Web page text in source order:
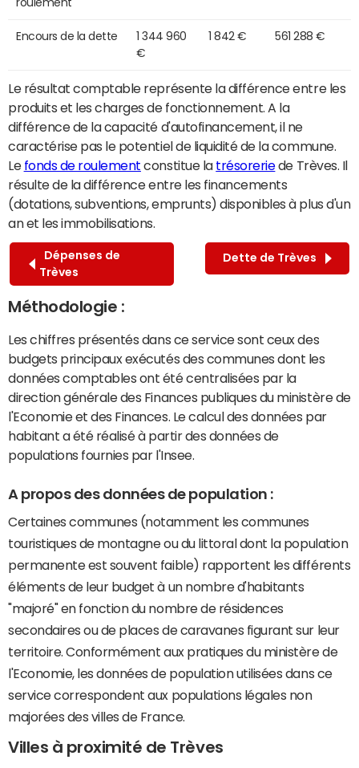
Encours de la dette
1 344 960
€
1 842 € 561 288 €
Le résultat comptable représente la différence entre les
produits et les charges de fonctionnement. A la
différence de la capacité d'autofinancement, il ne
caractérise pas le potentiel de liquidité de la commune.
Le fonds de roulement constitue la trésoreriede Trèves. Il
résulte de la différence entre les financements
(dotations, subventions, emprunts) disponibles à plus d'un
an et les immobilisations.
Dépenses de
Trèves
Dette de Trèves
Méthodologie :
Les chiffres présentés dans ce service sont ceux des
budgets principaux exécutés des communes dont les
données comptables ont été centralisées par la
direction générale des Finances publiques du ministère de
l'Economie et des Finances. Le calcul des données par
habitant a été réalisé à partir des données de
populations fournies par l'Insee.
A propos des données de population :
Certaines communes (notamment les communes
touristiques de montagne ou du littoral dont la population
permanente est souvent faible) rapportent les différents
éléments de leur budget à un nombre d'habitants
"majoré" en fonction du nombre de résidences
secondaires ou de places de caravanes figurant sur leur
territoire. Conformément aux pratiques du ministère de
l'Economie, les données de population utilisées dans ce
service correspondent aux populations légales non
majorées des villes de France.
Villes à proximité de Trèves